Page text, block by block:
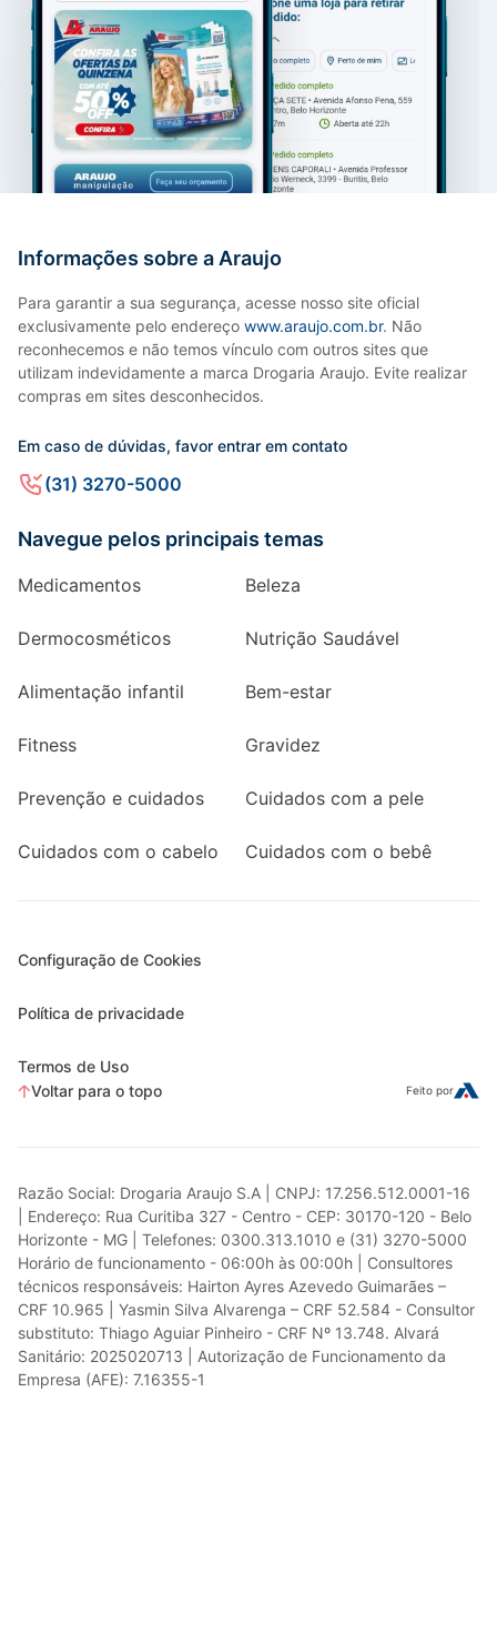
Informações sobre a Araujo
Para garantir a sua segurança, acesse nosso site oficial
exclusivamente pelo endereço www.araujo.com.br. Não
reconhecemos e não temos vínculo com outros sites que
utilizam indevidamente a marca Drogaria Araujo. Evite realizar
compras em sites desconhecidos.
Em caso de dúvidas, favor entrar em contato
(31) 3270-5000
Navegue pelos principais temas
Medicamentos Beleza
Dermocosméticos Nutrição Saudável
Alimentação infantil Bem-estar
Fitness Gravidez
Prevenção e cuidados Cuidados com a pele
Cuidados com o cabelo Cuidados com o bebê
Configuração de Cookies
Política de privacidade
Termos de Uso
Voltar para o topo
Feito por
Razão Social: Drogaria Araujo S.A | CNPJ: 17.256.512.0001-16
| Endereço: Rua Curitiba 327 - Centro - CEP: 30170-120 - Belo
Horizonte - MG | Telefones: 0300.313.1010 e (31) 3270-5000
Horário de funcionamento - 06:00h às 00:00h | Consultores
técnicos responsáveis: Hairton Ayres Azevedo Guimarães –
CRF 10.965 | Yasmin Silva Alvarenga – CRF 52.584 - Consultor
substituto: Thiago Aguiar Pinheiro - CRF Nº 13.748. Alvará
Sanitário: 2025020713 | Autorização de Funcionamento da
Empresa (AFE): 7.16355-1